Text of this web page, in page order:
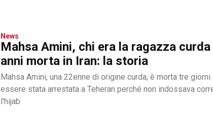
News
Mahsa Amini, chi era la ragazza
anni morta in Iran: la storia
Mahsa Amini, una 22enne di origine curda, è morta tre giorni
essere stata arrestata a Teheran perché non indossava
l'hijab